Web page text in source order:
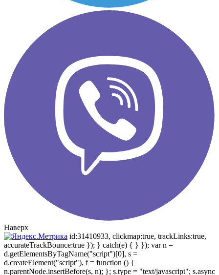
Наверх
id:31410933, clickmap:true, trackLinks:true,
accurateTrackBounce:true }); } catch(e) { } }); var n =
d.getElementsByTagName("script")[0], s =
d.createElement("script"), f = function () {
n.parentNode.insertBefore(s, n); }; s.type = "text/javascript"; s.async